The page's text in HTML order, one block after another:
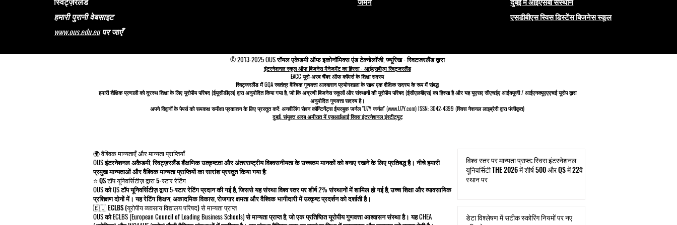
हमारी पुरानी वेबसाइट
www.ous.edu.euपर जाएँ
एसडीबीएस स्विस डिस्टेंस बिजनेस स्कूल
© 2013-2025 OUS रॉयल एकेडमी ऑफ इकोनॉमिक्स एंड टेक्नोलॉजी, ज्यूरिख - स्विटजरलैंड द्वारा
इंटरनेशनल स्कूल ऑफ बिजनेस मैनेजमेंट का हिस्सा - आईएसबीएम स्विट्जरलैंड
EACC यूरो-अरब चैंबर ऑफ कॉमर्स के शिक्षा सदस्य
स्विट्जरलैंड मेंGQA स्वतंत्र वैश्विक गुणवत्ता आश्वासन प्रयोगशाला के साथ एक शैक्षिक सदस्य के रूप में संबद्ध
हमारी शैक्षिक प्रणाली कोदूरस्थ शिक्षा के लिए यूरोपीय परिषद (ईयूसीडीएल)द्वारा अनुमोदित किया गया है, जो किअग्रणी बिजनेस स्कूलों और संस्थानों की यूरोपीय परिषद (ईसीएलबीएस)का हिस्सा है और यह यूएसए सीएचईए आईक्यूजी / आईएनक्यूएएएचई यूरोप द्वारा
अनुमोदित गुणवत्ता सदस्य है।
अपने विद्वानों के पेपर्स को समकक्ष समीक्षा प्रकाशन के लिए प्रस्तुत करें: अनवीलिंग सेवन कॉन्टिनेंट्स ईयरबुक जर्नल "U7Y जर्नल" (www.U7Y.com) ISSN: 3042-4399 (स्विस नेशनल लाइब्रेरी द्वारा पंजीकृत)
दुबई, संयुक्त अरब अमीरात में एसआईआई स्विस इंटरनेशनल इंस्टीट्यूट
🌍 वैश्विक मान्यताएँ और मान्यता प्राप्तियाँ
OUS इंटरनेशनल अकैडमी, स्विट्ज़रलैंड शैक्षणिक उत्कृष्टता और अंतरराष्ट्रीय विश्वसनीयता के उच्चतम मानकों को बनाए रखने के लिए प्रतिबद्ध है। नीचे हमारी
प्रमुख मान्यताओं और वैश्विक मान्यता प्राप्तियों का सारांश प्रस्तुत किया गया है:
⭐ QS टॉप यूनिवर्सिटीज़ द्वारा 5-स्टार रेटिंग
OUS को QS टॉप यूनिवर्सिटीज़ द्वारा 5-स्टार रेटिंग प्रदान की गई है, जिससे यह संस्था विश्व स्तर पर शीर्ष 2% संस्थानों में शामिल हो गई है, उच्च शिक्षा और व्यावसायिक
प्रशिक्षण दोनों में। यह रेटिंग शिक्षण, अकादमिक विकास, रोजगार क्षमता और वैश्विक भागीदारी में उत्कृष्ट प्रदर्शन को दर्शाती है।
🇪🇺 ECLBS (यूरोपीय व्यवसाय विद्यालय परिषद) से मान्यता प्राप्त
OUS को ECLBS (European Council of Leading Business Schools) से मान्यता प्राप्त है, जो एक प्रतिष्ठित यूरोपीय गुणवत्ता आश्वासन संस्था है। यह CHEA
विश्व स्तर पर मान्यता प्राप्त: स्विस इंटरनेशनल
यूनिवर्सिटी THE 2026 में शीर्ष 500 और QS में 22वें
स्थान पर
डेटा विश्लेषण में सटीक स्कोरिंग नियमों पर नए